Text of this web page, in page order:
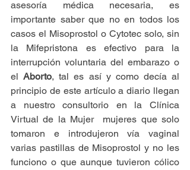
asesoría médica necesaria, es
importante saber que no en todos los
casos el Misoprostol o Cytotec solo, sin
la Mifepristona es efectivo para la
interrupción voluntaria del embarazo o
el Aborto, tal es así y como decía al
principio de este artículo a diario llegan
a nuestro consultorio en la Clínica
Virtual de la Mujer  mujeres que solo
tomaron e introdujeron vía vaginal
varias pastillas de Misoprostol y no les
funciono o que aunque tuvieron cólico